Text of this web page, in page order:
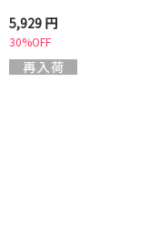
5,929 円
30%OFF